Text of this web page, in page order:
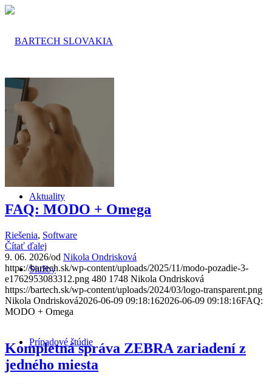
O nás
Aktuality
Služby
Prípadové štúdie
FAQ: MODO + Omega
Riešenia, Software
Čítať ďalej
9. 06. 2026/od Nikola Ondrisková
https://bartech.sk/wp-content/uploads/2025/11/modo-pozadie-3-
e1762953083312.png 480 1748 Nikola Ondrisková
https://bartech.sk/wp-content/uploads/2024/03/logo-transparent.png
Nikola Ondrisková2026-06-09 09:18:162026-06-09 09:18:16FAQ:
MODO + Omega
Kompletná správa ZEBRA zariadení z
jedného miesta